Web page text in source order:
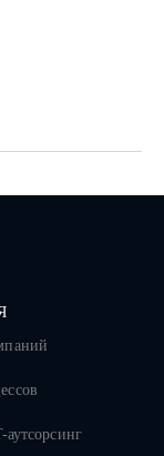
аутсорсинг